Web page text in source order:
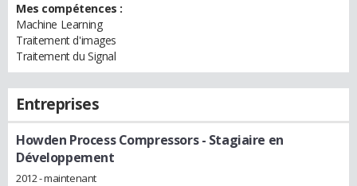
Mes compétences :
Machine Learning
Traitement d'images
Traitement du Signal
Entreprises
Howden Process Compressors- Stagiaire en
Développement
2012 - maintenant